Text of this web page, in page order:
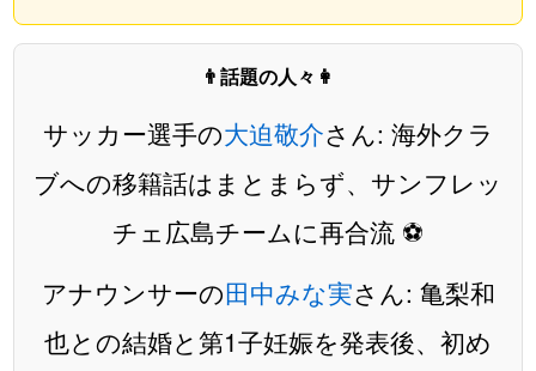
👨話題の人々👩
サッカー選手の大迫敬介さん: 海外クラ
ブへの移籍話はまとまらず、サンフレッ
チェ広島チームに再合流 ⚽️
アナウンサーの田中みな実さん: 亀梨和
也との結婚と第1子妊娠を発表後、初め